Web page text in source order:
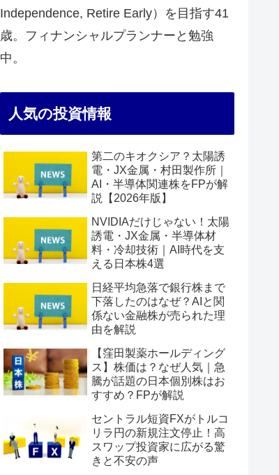
Independence, Retire Early）を目指す41
歳。フィナンシャルプランナーと勉強
中。
人気の投資情報
第二のキオクシア？太陽誘
電・JX金属・村田製作所｜
AI・半導体関連株をFPが解
説【2026年版】
NVIDIAだけじゃない！太陽
誘電・JX金属・半導体材
料・冷却技術｜AI時代を支
える日本株4選
日経平均急落で銀行株まで
下落したのはなぜ？AIと関
係ない金融株が売られた理
由を解説
【窪田製薬ホールディング
ス】株価は？なぜ人気｜急
騰が話題の日本個別株はお
すすめ？FPが解説
セントラル短資FXがトルコ
リラ円の新規注文停止！高
スワップ投資家に広がる驚
きと不安の声